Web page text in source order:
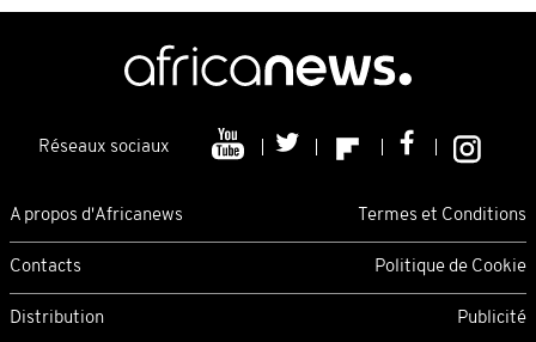
Réseaux sociaux
A propos d'Africanews Termes et Conditions
Contacts Politique de Cookie
Distribution Publicité